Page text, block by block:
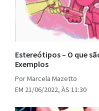
Estereótipos – O que
Exemplos
Por Marcela Mazetto
EM 21/06/2022, ÀS 11:30